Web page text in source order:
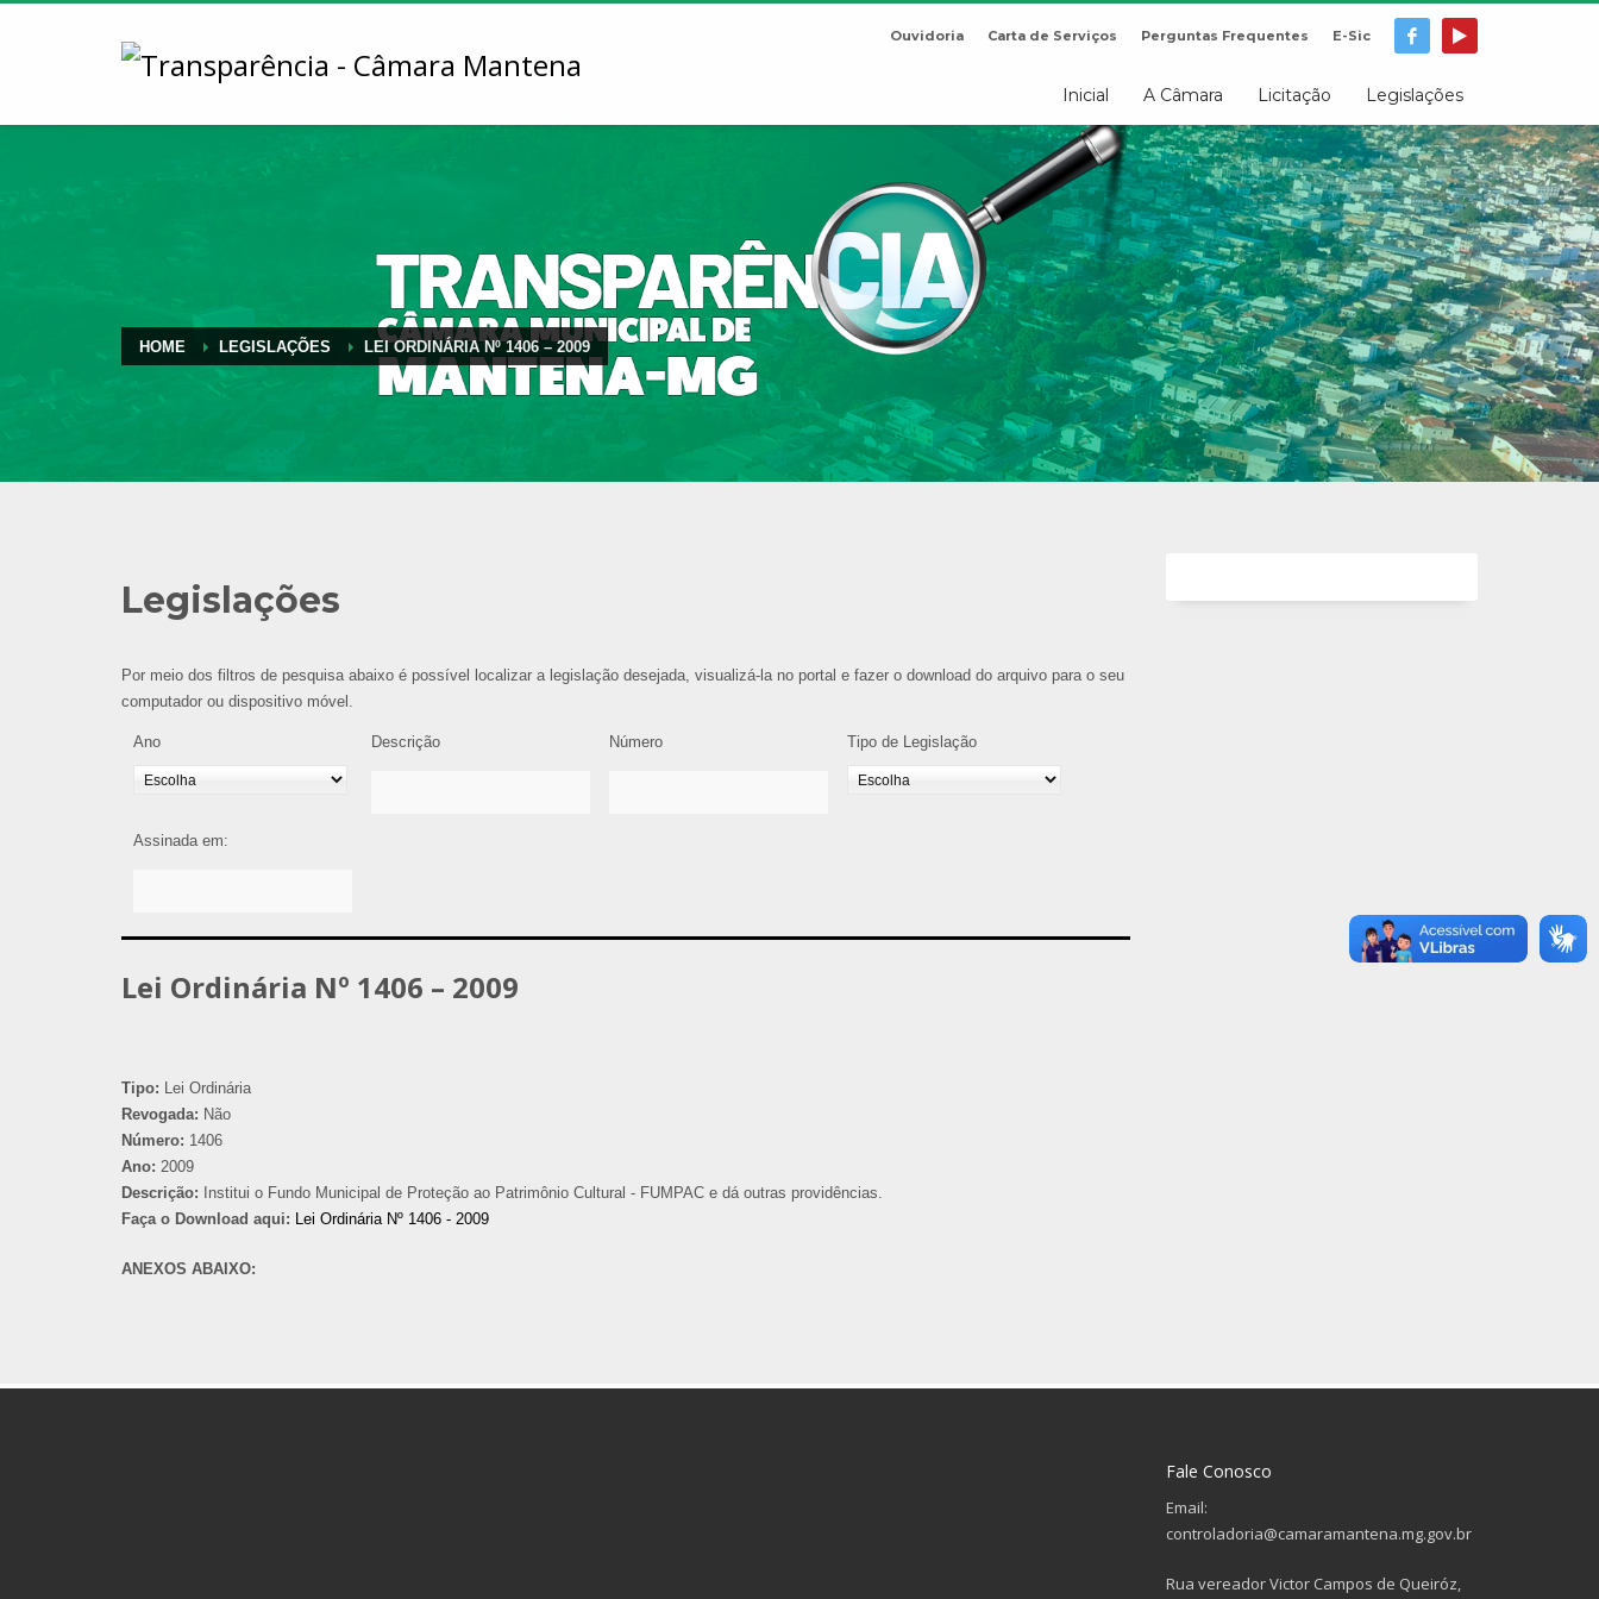
Ouvidoria Carta de Serviços Perguntas Frequentes E-Sic
Inicial A Câmara Licitação Legislações
HOME LEGISLAÇÕES LEI ORDINÁRIA Nº 1406 – 2009
Legislações
Por meio dos filtros de pesquisa abaixo é possível localizar a legislação desejada, visualizá-la no portal e fazer o download do arquivo para o seu
computador ou dispositivo móvel.
Ano Descrição Número Tipo de Legislação
Assinada em:
Lei Ordinária Nº 1406 – 2009
Tipo: Lei Ordinária
Revogada: Não
Número: 1406
Ano: 2009
Descrição: Institui o Fundo Municipal de Proteção ao Patrimônio Cultural - FUMPAC e dá outras providências.
Faça o Download aqui: Lei Ordinária Nº 1406 - 2009
ANEXOS ABAIXO:
Fale Conosco
Email:
controladoria@camaramantena.mg.gov.br
Rua vereador Victor Campos de Queiróz,